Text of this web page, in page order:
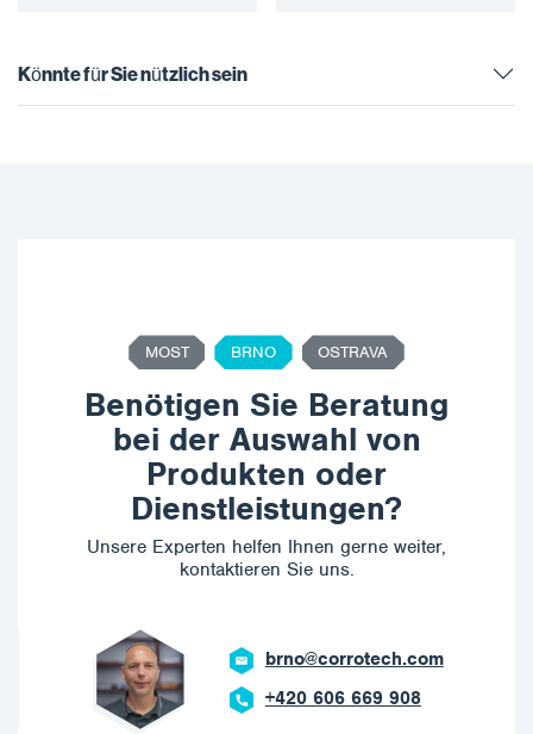
Könnte für Sie nützlich sein
MOST BRNO OSTRAVA
Benötigen Sie Beratung
bei der Auswahl von
Produkten oder
Dienstleistungen?
Unsere Experten helfen Ihnen gerne weiter,
kontaktieren Sie uns.
brno@corrotech.com
+420 606 669 908